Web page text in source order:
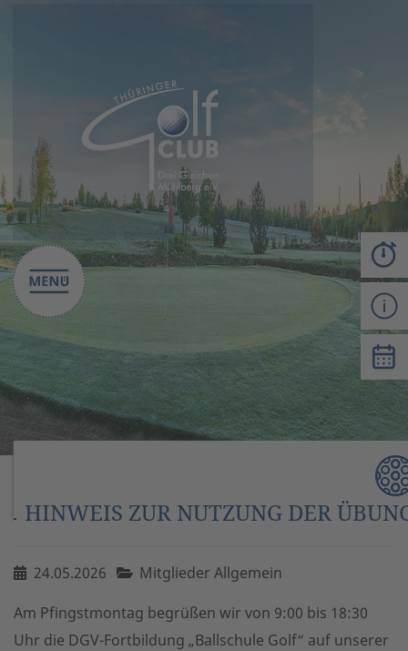
HINWEIS ZUR NUTZUNG DER
24.05.2026
Mitglieder Allgemein
Am Pfingstmontag begrüßen wir von 9:00 bis 18:30
Uhr die DGV-Fortbildung „Ballschule Golf“ auf unserer